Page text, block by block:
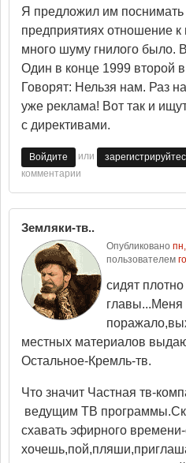
Я предложил им
предприятиях отношение
много шуму гнилого было.
Один в конце 1999 второй
Говорят: Нельзя нам. Раз
уже реклама! Вот так и
с директивами.
Войдите или
комментарии
Земляки-тв..
Опубликовано
пользователем
сидят
главы...Меня
местных материалов
Остальное-Кремль-тв.
Что значит Частная тв-
ведущим ТВ
схавать эфирного